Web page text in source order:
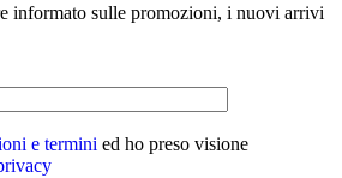
informato sulle promozioni, i nuovi arrivi
e termini ed ho preso visione